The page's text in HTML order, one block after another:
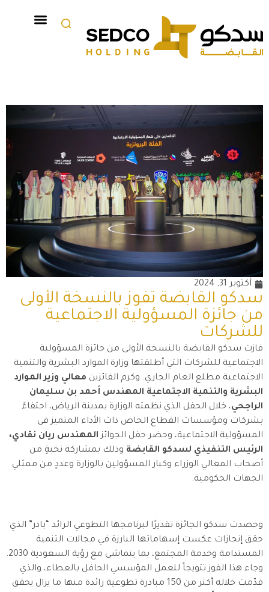
أكتوبر 31, 2024
سدكو القابضة تفوز بالنسخة الأولى
من جائزة المسؤولية الاجتماعية
للشركات
فازت سدكو القابضة بالنسخة الأولى من جائزة المسؤولية
الاجتماعية للشركات التي أطلقتها وزارة الموارد البشرية والتنمية
الاجتماعية مطلع العام الجاري. وكرم الفائزين معالي وزير الموارد
البشرية والتنمية الاجتماعية المهندس أحمد بن سليمان
الراجحي، خلال الحفل الذي نظمته الوزارة بمدينة الرياض، احتفاءً
بشركات ومؤسسات القطاع الخاص ذات الأداء المتميز في
المسؤولية الاجتماعية، وحضر حفل الجوائزالمهندس ريان نقادي،
الرئيس التنفيذي لسدكو القابضة وذلك بمشاركة نخبةٍ من
أصحاب المعالي الوزراء وكبار المسؤولين بالوزارة وعددٍ من ممثلي
الجهات الحكومية.
وحصدت سدكو الجائزة تقديرًا لبرنامجها التطوعي الرائد “بادر” الذي
حقق إنجازات عكست إسهاماتها البارزة في مجالات التنمية
المستدامة وخدمة المجتمع، بما يتماشى مع رؤية السعودية 2030.
وجاء هذا الفوز تتويجاً للعمل المؤسسي الحافل بالعطاء، والذي
قدّمت خلاله أكثر من 150 مبادرة تطوعية رائدة منها ما يزال يحقق